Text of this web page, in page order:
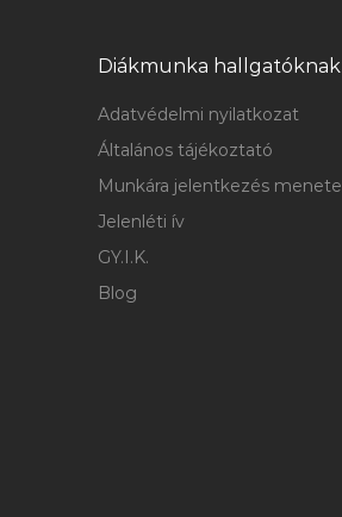
Diákmunka hallgatóknak
Adatvédelmi nyilatkozat
Általános tájékoztató
Munkára jelentkezés menete
Jelenléti ív
GY.I.K.
Blog